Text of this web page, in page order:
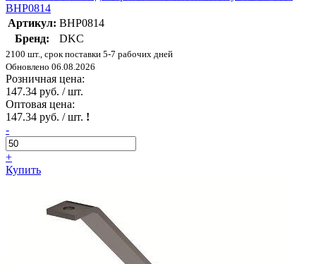
BHP0814
Артикул: BHP0814
Бренд:
DKC
2100 шт., срок поставки 5-7 рабочих дней
Обновлено 06.08.2026
Розничная цена:
147.34 руб. / шт.
Оптовая цена:
147.34 руб. / шт. !
-
+
Купить